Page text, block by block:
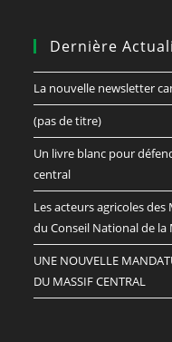
Dernière
La nouvelle newsletter
(pas de titre)
Un livre blanc pour
central
Les acteurs agricoles des
du Conseil National de
UNE NOUVELLE
DU MASSIF CENTRAL